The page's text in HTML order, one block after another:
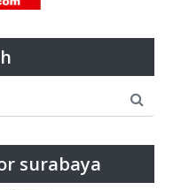
surabaya